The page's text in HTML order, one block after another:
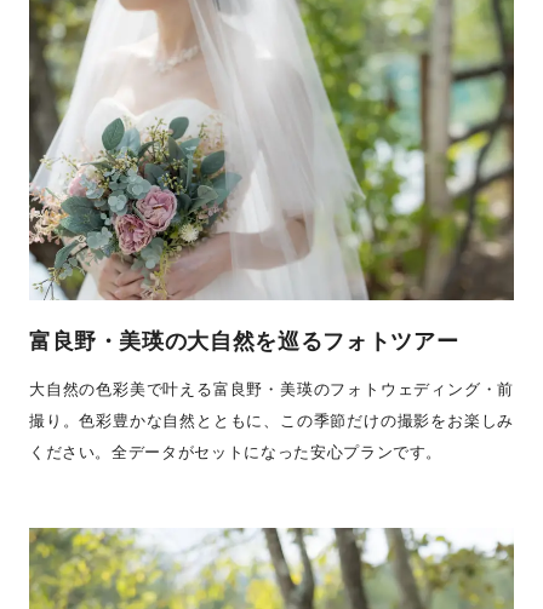
富良野・美瑛の大自然を巡るフォトツアー
大自然の色彩美で叶える富良野・美瑛のフォトウェディング・前
撮り。色彩豊かな自然とともに、この季節だけの撮影をお楽しみ
ください。全データがセットになった安心プランです。